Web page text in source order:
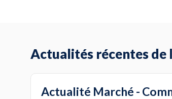
Actualités récentes de
Actualité Marché -